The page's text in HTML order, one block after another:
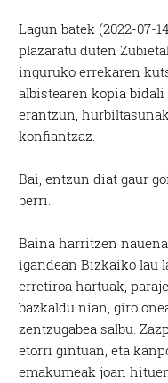
Lagun batek (2022-07-
plazaratu duten
inguruko errekaren
albistearen kopia
erantzun,
konfiantzaz.
Bai, entzun diat gaur
berri.
Baina harritzen
igandean Bizkaiko lau
erretiroa hartuak,
bazkaldu nian, giro
zentzugabea salbu.
etorri gintuan, eta
emakumeak joan